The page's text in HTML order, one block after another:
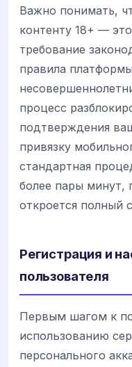
Важно понимать,
контенту 18+ —
требование
правила
процесс
подтверждения
привязку
стандартная
более пары минут,
откроется полный
Регистрация и
пользователя
Первым шагом к
использованию
персонального